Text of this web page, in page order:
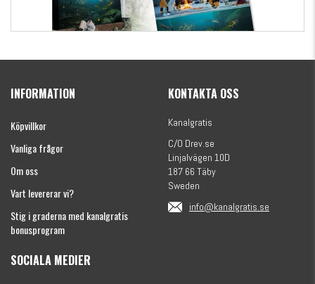
(julkalender)
INFORMATION
Köpvillkor
Vanliga frågor
Om oss
Vart levererar vi?
Stig i graderna med kanalgratis
bonusprogram
KONTAKTA OSS
Kanalgratis
C/O Drev.se
Linjalvägen 10D
187 66 Täby
Sweden
info@kanalgratis.se
SOCIALA MEDIER